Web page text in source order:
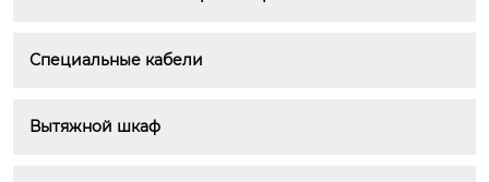
Специальные кабели
Вытяжной шкаф